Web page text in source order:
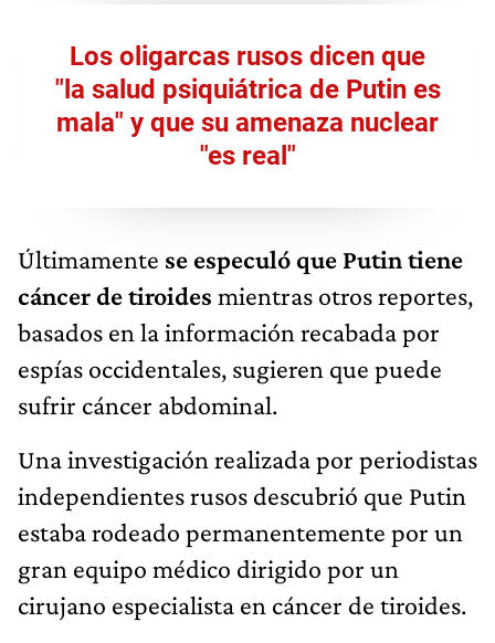
Los oligarcas rusos dicen que
"la salud psiquiátrica de Putin es
mala" y que su amenaza nuclear
"es real"
Últimamente se especuló que Putin tiene
cáncer de tiroides mientras otros reportes,
basados en la información recabada por
espías occidentales, sugieren que puede
sufrir cáncer abdominal.
Una investigación realizada por periodistas
independientes rusos descubrió que Putin
estaba rodeado permanentemente por un
gran equipo médico dirigido por un
cirujano especialista en cáncer de tiroides.